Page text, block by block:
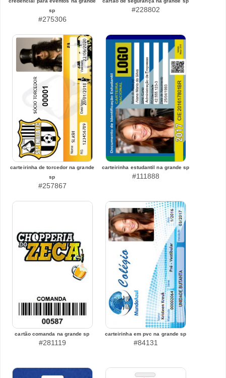
sp
#275306
#228802
carteirinha de torcedor na grande
sp
#257867
carteirinha estudantil na grande sp
#111888
cartão comanda na grande sp
#281119
carteirinha em pvc na grande sp
#84131